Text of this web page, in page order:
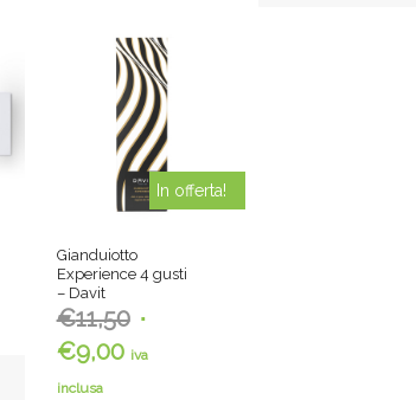
Gianduiotto
Experience 4 gusti
– Davit
€11,50 Il
prezzo
€9,00Iliva
inclusa
In offerta!